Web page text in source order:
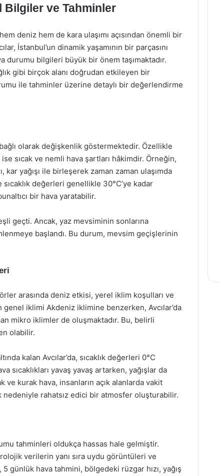
Bilgiler ve Tahminler
deniz hem de kara ulaşımı açısından önemli bir
İstanbul’un dinamik yaşamının bir parçasını
bilgileri büyük bir önem taşımaktadır.
gibi birçok alanı doğrudan etkileyen bir
ile tahminler üzerine detaylı bir değerlendirme
olarak değişkenlik göstermektedir. Özellikle
ise sıcak ve nemli hava şartları hâkimdir. Örneğin,
kar yağışı ile birleşerek zaman zaman ulaşımda
değerleri genellikle 30°C’ye kadar
bir hava yaratabilir.
geçti. Ancak, yaz mevsiminin sonlarına
başlandı. Bu durum, mevsim geçişlerinin
arasında deniz etkisi, yerel iklim koşulları ve
iklimi Akdeniz iklimine benzerken, Avcılar’da
mikro iklimler de oluşmaktadır. Bu, belirli
olabilir.
kalan Avcılar’da, sıcaklık değerleri 0°C
sıcaklıkları yavaş yavaş artarken, yağışlar da
ve kurak hava, insanların açık alanlarda vakit
nedeniyle rahatsız edici bir atmosfer oluşturabilir.
tahminleri oldukça hassas hale gelmiştir.
verilerin yanı sıra uydu görüntüleri ve
hava tahmini, bölgedeki rüzgar hızı, yağış